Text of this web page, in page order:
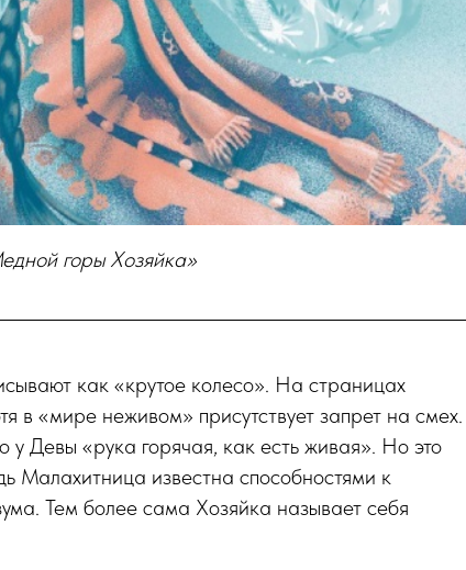
горы Хозяйка»
как «крутое колесо». На страницах
в «мире неживом» присутствует запрет на смех.
у Девы «рука горячая, как есть живая». Но это
Малахитница известна способностями к
Тем более сама Хозяйка называет себя